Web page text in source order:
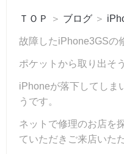
ＴＯＰ ＞ ブログ ＞
故障したiPhone3GSの
ポケットから取り出そ
iPhoneが落下してしま
うです。
ネットで修理のお店を
ていただきご来店いた